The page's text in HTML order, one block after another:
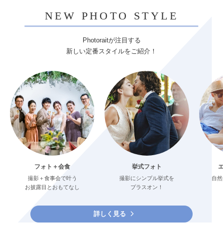
NEW PHOTO STYLE
Photoraitが注目する
新しい定番スタイルをご紹介！
フォト＋会食
撮影＋食事会で叶う
お披露目とおもてなし
挙式フォト
撮影にシンプル挙式を
プラスオン！
自
詳しく見る